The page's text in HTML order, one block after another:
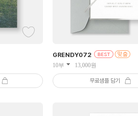
GRENDY072
10부 13,000원
무료샘플 담기